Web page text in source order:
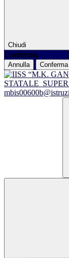
Chiudi
Conferma
Annulla Conferma
STATALE